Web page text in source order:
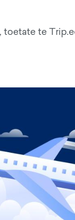
toetate te